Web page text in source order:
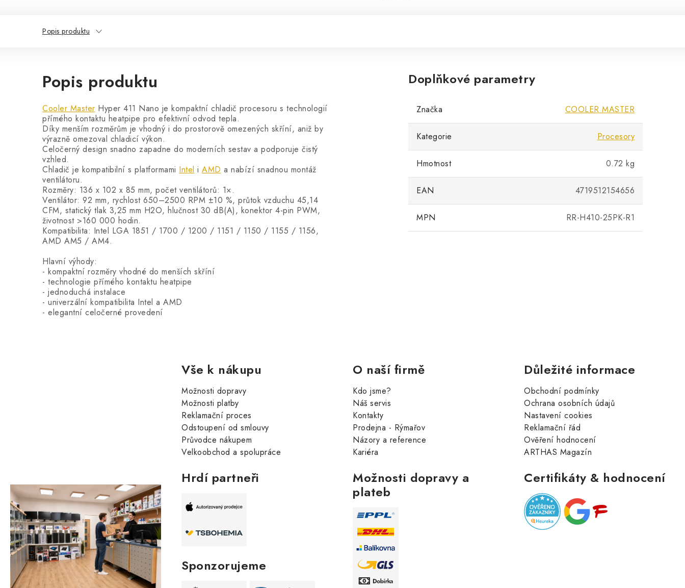
Popis produktu
Popis produktu
Cooler Master Hyper 411 Nano je kompaktní chladič procesoru s technologií
přímého kontaktu heatpipe pro efektivní odvod tepla.
Díky menším rozměrům je vhodný i do prostorově omezených skříní, aniž by
výrazně omezoval chladicí výkon.
Celočerný design snadno zapadne do moderních sestav a podporuje čistý
vzhled.
Chladič je kompatibilní s platformami Intel i AMD a nabízí snadnou montáž
ventilátoru.
Rozměry: 136 x 102 x 85 mm, počet ventilátorů: 1×.
Ventilátor: 92 mm, rychlost 650–2500 RPM ±10 %, průtok vzduchu 45,14
CFM, statický tlak 3,25 mm H2O, hlučnost 30 dB(A), konektor 4-pin PWM,
životnost >160 000 hodin.
Kompatibilita: Intel LGA 1851 / 1700 / 1200 / 1151 / 1150 / 1155 / 1156,
AMD AM5 / AM4.
Hlavní výhody:
- kompaktní rozměry vhodné do menších skříní
- technologie přímého kontaktu heatpipe
- jednoduchá instalace
- univerzální kompatibilita Intel a AMD
- elegantní celočerné provedení
Doplňkové parametry
Značka COOLER MASTER
Kategorie Procesory
Hmotnost 0.72 kg
EAN 4719512154656
MPN RR-H410-25PK-R1
Vše k nákupu
Možnosti dopravy
Možnosti platby
Reklamační proces
Odstoupení od smlouvy
Průvodce nákupem
Velkoobchod a spolupráce
O naší firmě
Kdo jsme?
Náš servis
Kontakty
Prodejna - Rýmařov
Názory a reference
Kariéra
Důležité informace
Obchodní podmínky
Ochrana osobních údajů
Nastavení cookies
Reklamační řád
Ověření hodnocení
ARTHAS Magazín
Hrdí partneři
Sponzorujeme
Možnosti dopravy a
plateb
Certifikáty & hodnocení